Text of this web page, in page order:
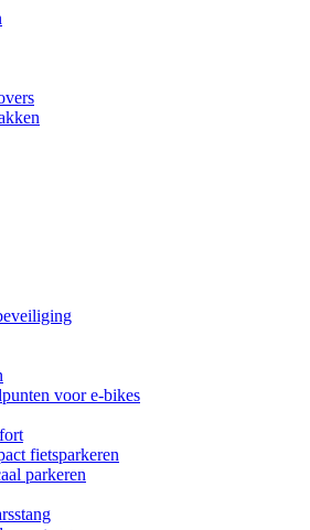
voor e-bikes
fietsparkeren
parkeren